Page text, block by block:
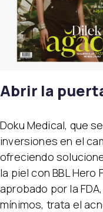
Abrir la
Doku Medical, que
inversiones en el
ofreciendo
la piel con BBL Hero
aprobado por la
mínimos, trata el